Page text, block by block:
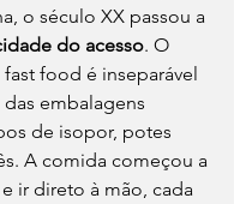
o século XX passou a
do acesso. O
food é inseparável
embalagens
de isopor, potes
A comida começou a
ir direto à mão, cada